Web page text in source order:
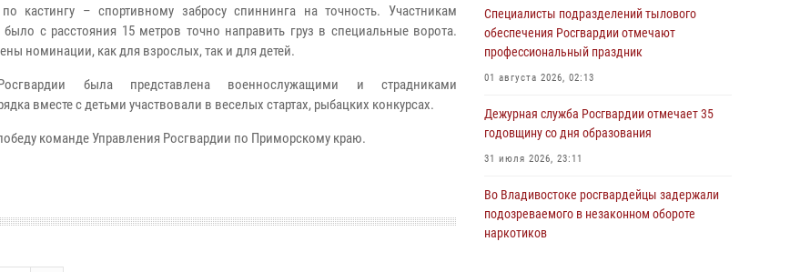
по кастингу – спортивному забросу спиннинга на точность. Участникам
с расстояния 15 метров точно направить груз в специальные ворота.
номинации, как для взрослых, так и для детей.
была представлена военнослужащими и страдниками
вместе с детьми участвовали в веселых стартах, рыбацких конкурсах.
команде Управления Росгвардии по Приморскому краю.
Специалисты подразделений тылового
обеспечения Росгвардии отмечают
профессиональный праздник
01 августа 2026, 02:13
Дежурная служба Росгвардии отмечает 35
годовщину со дня образования
31 июля 2026, 23:11
Во Владивостоке росгвардейцы задержали
подозреваемого в незаконном обороте
наркотиков